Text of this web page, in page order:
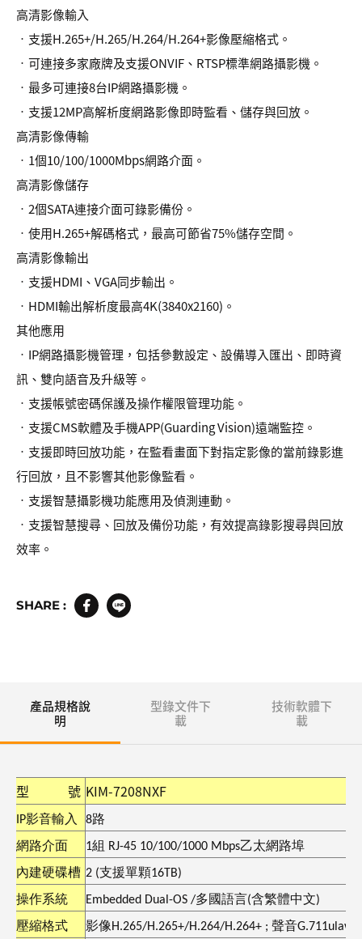
高清影像輸入
•支援H.265+/H.265/H.264/H.264+影像壓縮格式。
•可連接多家廠牌及支援ONVIF、RTSP標準網路攝影機。
•最多可連接8台IP網路攝影機。
•支援12MP高解析度網路影像即時監看、儲存與回放。
高清影像傳輸
•1個10/100/1000Mbps網路介面。
高清影像儲存
•2個SATA連接介面可錄影備份。
•使用H.265+解碼格式，最高可節省75%儲存空間。
高清影像輸出
•支援HDMI、VGA同步輸出。
•HDMI輸出解析度最高4K(3840x2160)。
其他應用
•IP網路攝影機管理，包括參數設定、設備導入匯出、即時資
訊、雙向語音及升級等。
•支援帳號密碼保護及操作權限管理功能。
•支援CMS軟體及手機APP(Guarding Vision)遠端監控。
•支援即時回放功能，在監看畫面下對指定影像的當前錄影進
行回放，且不影響其他影像監看。
•支援智慧攝影機功能應用及偵測連動。
•支援智慧搜尋、回放及備份功能，有效提高錄影搜尋與回放
效率。
SHARE :
產品規格說
明
型錄文件下
載
技術軟體下
載
型 號 KIM-7208NXF
IP影音輸入 8路
網路介面 1組 RJ-45 10/100/1000 Mbps乙太網路埠
內建硬碟槽 2 (支援單顆16TB)
操作系統 Embedded Dual-OS /多國語言 (含繁體中文)
壓縮格式 影像H.265/H.265+/H.264/H.264+ ;聲音G.711ulaw/